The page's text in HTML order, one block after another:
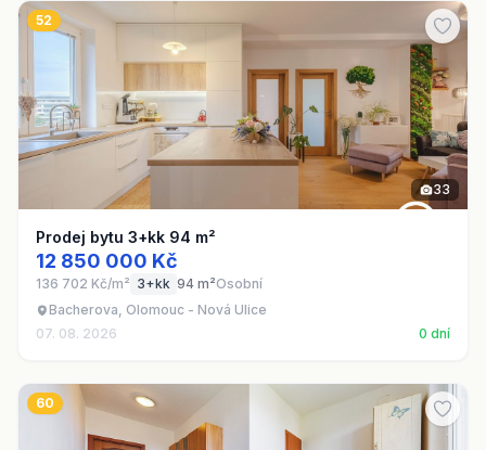
52
33
Prodej bytu 3+kk 94 m²
12 850 000 Kč
136 702 Kč/m² 3+kk 94 m²Osobní
Bacherova, Olomouc - Nová Ulice
07. 08. 2026
0 dní
60